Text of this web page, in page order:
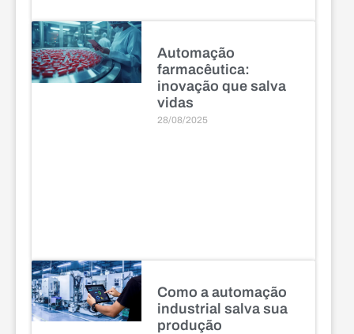
Automação
farmacêutica:
inovação que salva
vidas
28/08/2025
Como a automação
industrial salva sua
produção